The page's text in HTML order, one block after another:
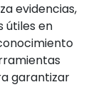
evidencias,
útiles en
garantizar